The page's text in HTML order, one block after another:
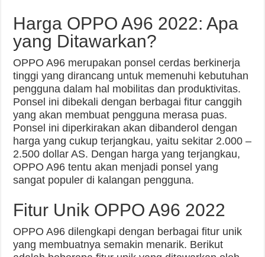
Harga OPPO A96 2022: Apa
yang Ditawarkan?
OPPO A96 merupakan ponsel cerdas berkinerja
tinggi yang dirancang untuk memenuhi kebutuhan
pengguna dalam hal mobilitas dan produktivitas.
Ponsel ini dibekali dengan berbagai fitur canggih
yang akan membuat pengguna merasa puas.
Ponsel ini diperkirakan akan dibanderol dengan
harga yang cukup terjangkau, yaitu sekitar 2.000 –
2.500 dollar AS. Dengan harga yang terjangkau,
OPPO A96 tentu akan menjadi ponsel yang
sangat populer di kalangan pengguna.
Fitur Unik OPPO A96 2022
OPPO A96 dilengkapi dengan berbagai fitur unik
yang membuatnya semakin menarik. Berikut